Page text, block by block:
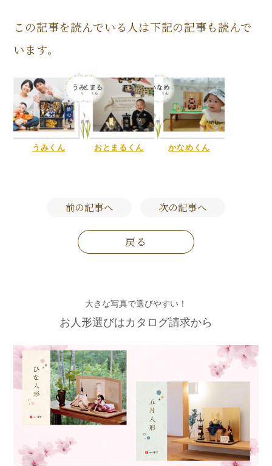
この記事を読んでいる人は下記の記事も読んで
います。
うみくん おとまるくん かなめくん
前の記事へ 次の記事へ
戻る
大きな写真で選びやすい！
お人形選びはカタログ請求から